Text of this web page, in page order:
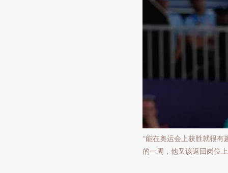
“能在奥运会上获胜就很有
的一周，他又该返回岗位